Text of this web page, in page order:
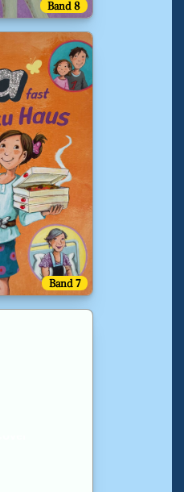
Band 8
Band 7